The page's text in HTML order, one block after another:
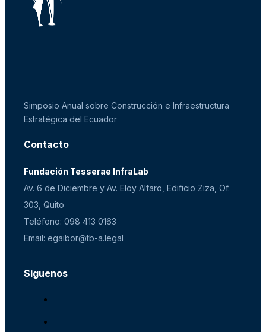
Simposio Anual sobre Construcción e Infraestructura
Estratégica del Ecuador
Contacto
Fundación Tesserae InfraLab
Av. 6 de Diciembre y Av. Eloy Alfaro, Edificio Ziza, Of.
303, Quito
Teléfono: 098 413 0163
Email: egaibor@tb-a.legal
Síguenos